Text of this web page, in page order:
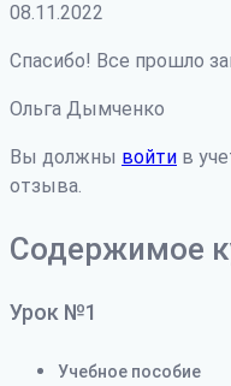
08.11.2022
Спасибо! Все прошло
Ольга Дымченко
Вы должны войти в
отзыва.
Содержимое
Урок №1
Учебное пособие